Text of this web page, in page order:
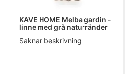
KAVE HOME Melba gardin -
linne med grå naturränder
Saknar beskrivning